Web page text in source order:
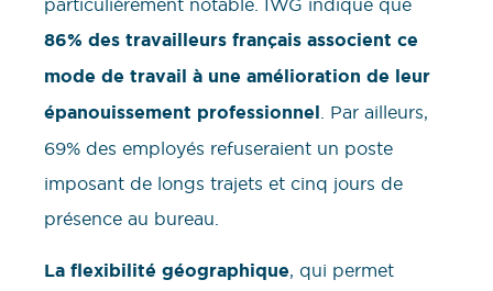
particulièrement notable. IWG indique que
86% des travailleurs français associent ce
mode de travail à une amélioration de leur
épanouissement professionnel. Par ailleurs,
69% des employés refuseraient un poste
imposant de longs trajets et cinq jours de
présence au bureau.
La flexibilité géographique, qui permet